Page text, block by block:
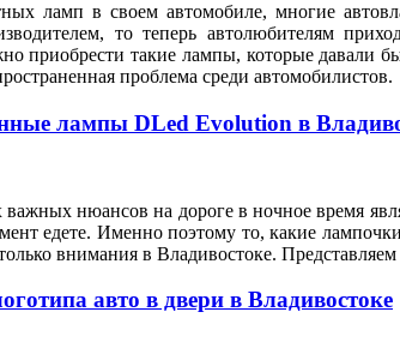
ламп в своем автомобиле, многие
то теперь автолюбителям
приобрести такие лампы, которые
проблема среди
лампы DLed Evolution в
нюансов на дороге в ночное время
едете. Именно поэтому то, какие
внимания в Владивостоке.
авто в двери в Владивостоке